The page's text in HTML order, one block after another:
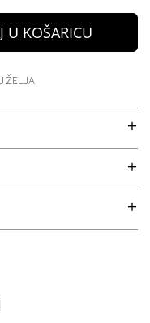
U KOŠARICU
ŽELJA